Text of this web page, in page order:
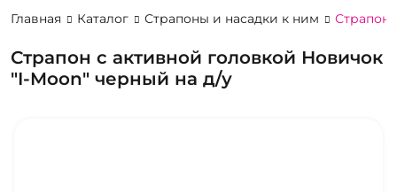
Главная Каталог Страпоны и насадки к ним
Страпон с активной головкой Новичок
"I-Moon" черный на д/у